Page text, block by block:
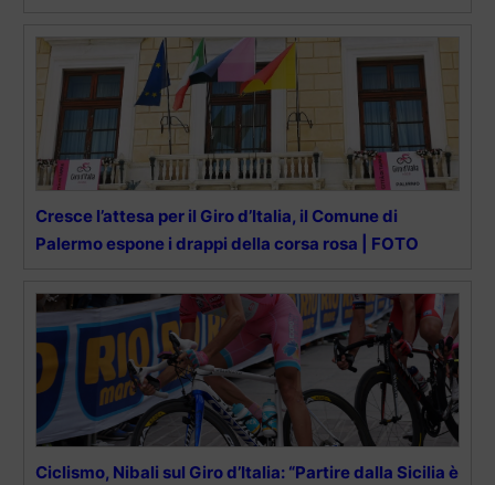
Cresce l’attesa per il Giro d’Italia, il Comune di
Palermo espone i drappi della corsa rosa | FOTO
Ciclismo, Nibali sul Giro d’Italia: “Partire dalla Sicilia è